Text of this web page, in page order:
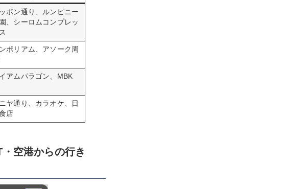
ポン通り、ルンピニー
、シーロムコンプレッ
ポリアム、アソーク周
アムパラゴン、MBK
ヤ通り、カラオケ、日
店
空港からの行き